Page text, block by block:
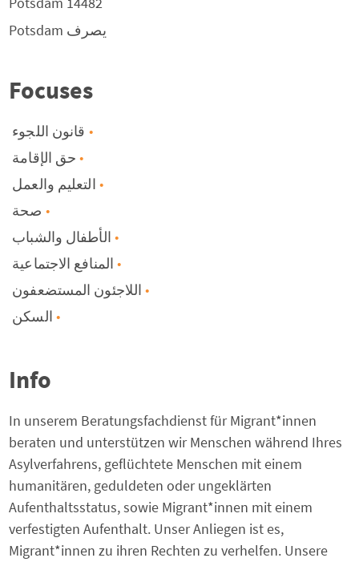
يصرف Potsdam
Focuses
قانون اللجوء
حق الإقامة
التعليم والعمل
صحة
الأطفال والشباب
المنافع الاجتماعية
اللاجئون المستضعفون
السكن
Info
In unserem Beratungsfachdienst für Migrant*innen
beraten und unterstützen wir Menschen während Ihres
Asylverfahrens, geflüchtete Menschen mit einem
humanitären, geduldeten oder ungeklärten
Aufenthaltsstatus, sowie Migrant*innen mit einem
verfestigten Aufenthalt. Unser Anliegen ist es,
Migrant*innen zu ihren Rechten zu verhelfen. Unsere